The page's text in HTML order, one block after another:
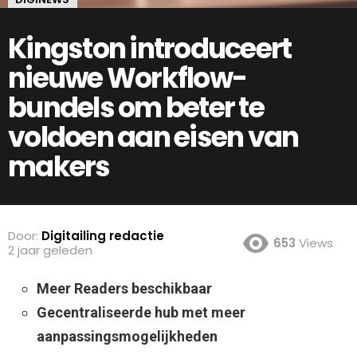
Kingston introduceert
nieuwe Workflow-
bundels om beter te
voldoen aan eisen van
makers
Door: Digitailing redactie
2 jaar geleden
653 Views
Meer Readers beschikbaar
Gecentraliseerde hub met meer
aanpassingsmogelijkheden